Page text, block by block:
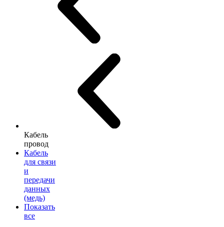
Кабель
провод
Кабель
для связи
и
передачи
данных
(медь)
Показать
все